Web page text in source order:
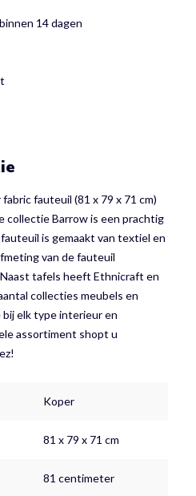
binnen 14 dagen
fauteuil (81 x 79 x 71 cm)
collectie Barrow is een prachtig
is gemaakt van textiel en
van de fauteuil
tafels heeft Ethnicraft en
collecties meubels en
elk type interieur en
assortiment shopt u
Koper
81 x 79 x 71 cm
81 centimeter